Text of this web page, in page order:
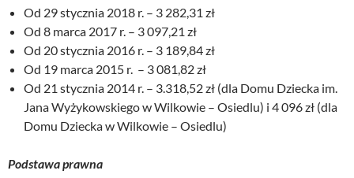
Od 29 stycznia 2018 r. – 3 282,31 zł
Od 8 marca 2017 r. – 3 097,21 zł
Od 20 stycznia 2016 r. – 3 189,84 zł
Od 19 marca 2015 r. – 3 081,82 zł
Od 21 stycznia 2014 r. – 3.318,52 zł (dla Domu Dziecka im.
Jana Wyżykowskiego w Wilkowie – Osiedlu) i 4 096 zł (dla
Domu Dziecka w Wilkowie – Osiedlu)
Podstawa prawna